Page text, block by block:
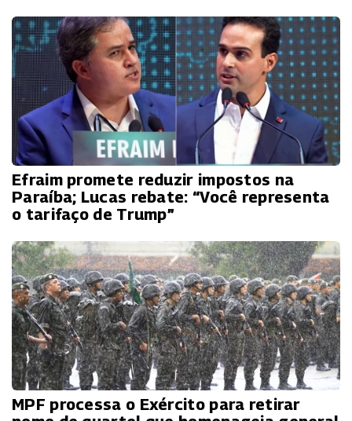
Efraim promete reduzir impostos na
Paraíba; Lucas rebate: “Você representa
o tarifaço de Trump”
MPF processa o Exército para retirar